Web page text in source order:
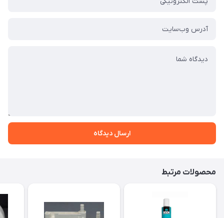
ارسال دیدگاه
محصولات مرتبط